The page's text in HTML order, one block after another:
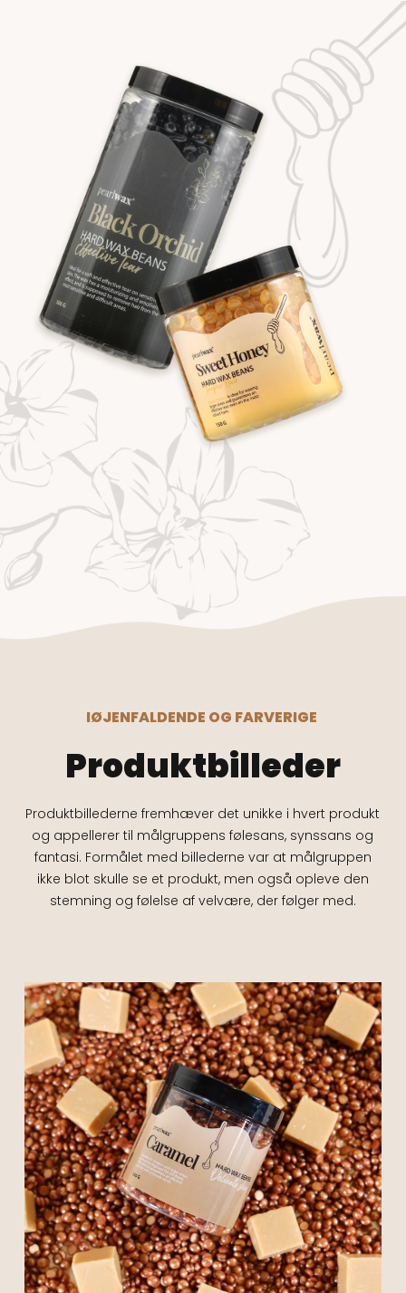
IØJENFALDENDE OG FARVERIGE
Produktbilleder
Produktbillederne fremhæver det unikke i hvert produkt
og appellerer til målgruppens følesans, synssans og
fantasi. Formålet med billederne var at målgruppen
ikke blot skulle se et produkt, men også opleve den
stemning og følelse af velvære, der følger med.